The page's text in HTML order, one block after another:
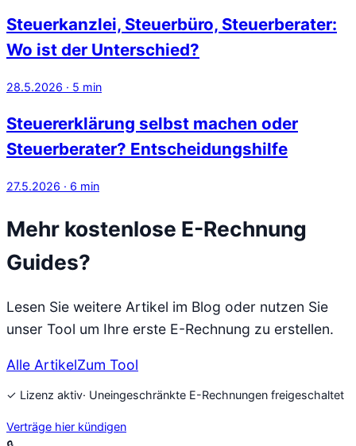
Steuerkanzlei, Steuerbüro, Steuerberater:
Wo ist der Unterschied?
28.5.2026 · 5 min
Steuererklärung selbst machen oder
Steuerberater? Entscheidungshilfe
27.5.2026 · 6 min
Mehr kostenlose E-Rechnung
Guides?
Lesen Sie weitere Artikel im Blog oder nutzen Sie
unser Tool um Ihre erste E-Rechnung zu erstellen.
Alle ArtikelZum Tool
✓ Lizenz aktiv· Uneingeschränkte E-Rechnungen freigeschaltet
Verträge hier kündigen